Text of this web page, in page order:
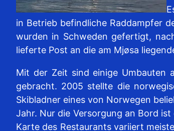
in Betrieb befindliche Raddampfer
wurden in Schweden gefertigt,
lieferte Post an die am Mjøsa
Mit der Zeit sind einige Umbauten
gebracht. 2005 stellte die
Skibladner eines von Norwegen
Jahr. Nur die Versorgung an Bord
Karte des Restaurants variiert